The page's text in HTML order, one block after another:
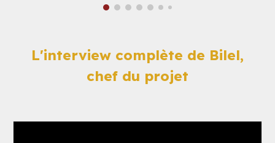
L'interview complète de Bilel,
chef du projet